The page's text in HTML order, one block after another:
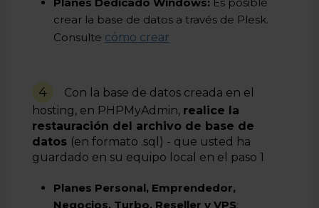
crear la base de datos a través de Plesk.
Consulte cómo crear
4
Con la base de datos creada en el
hosting, en PHPMyAdmin, realice la
restauración del archivo de base de
datos (en formato .sql) - que usted ha
guardado en su equipo local en el paso 1
Planes Personal, Emprendedor,
Negocios, Turbo, Reseller y VPS: